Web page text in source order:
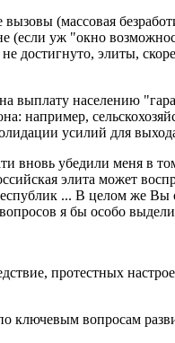
(массовая
уж "окно
элиты,
населению
усилий для
убедили меня в
элита может
... В целом же
я бы особо
протестных
ключевым вопросам